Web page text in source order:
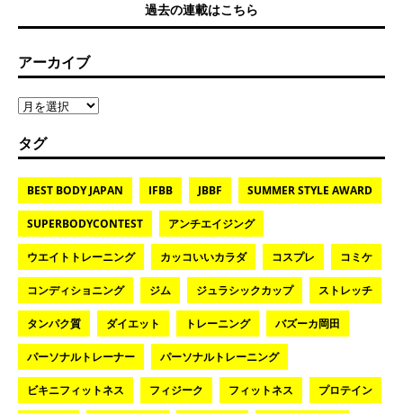
過去の連載はこちら
アーカイブ
タグ
BEST BODY JAPAN IFBB JBBF SUMMER STYLE AWARD
SUPERBODYCONTEST アンチエイジング
ウエイトトレーニング カッコいいカラダ コスプレ コミケ
コンディショニング ジム ジュラシックカップ ストレッチ
タンパク質 ダイエット トレーニング バズーカ岡田
パーソナルトレーナー パーソナルトレーニング
ビキニフィットネス フィジーク フィットネス プロテイン